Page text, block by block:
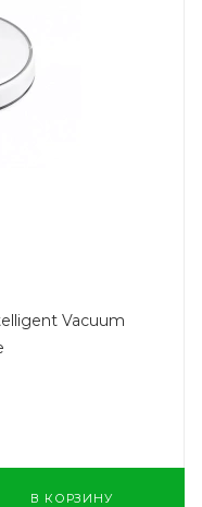
Vacuum
В КОРЗИНУ